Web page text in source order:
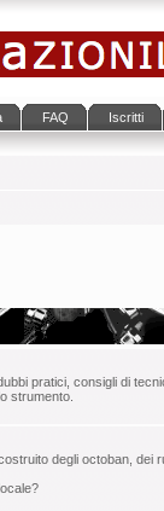
FAQ Iscritti
pratici, consigli di
strumento.
degli octoban, dei